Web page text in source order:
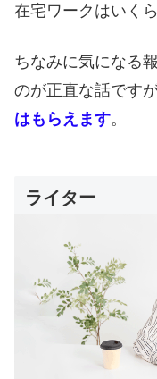
在宅ワークはいく
ちなみに気になる
のが正直な話です
はもらえます。
ライター